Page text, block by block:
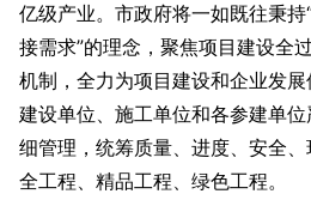
亿级产业。市政府将一如既往秉
接需求”的理念，聚焦项目建设全
机制，全力为项目建设和企业发
建设单位、施工单位和各参建单
细管理，统筹质量、进度、安全
全工程、精品工程、绿色工程。